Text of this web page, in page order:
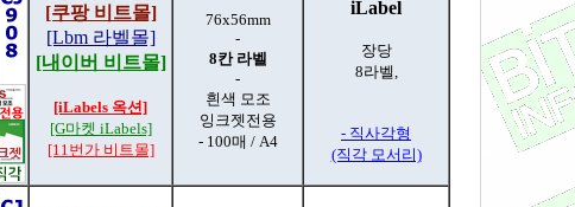
[쿠팡 비트몰]
[Lbm 라벨몰]
[내이버 비트몰]
[iLabels 옥션]
[G마켓 iLabels]
[11번가 비트몰]
76x56mm
-
8칸 라벨
-
흰색 모조
잉크젯전용
- 100매 / A4
iLabel
장당
8라벨,
- 직사각형
(직각 모서리)